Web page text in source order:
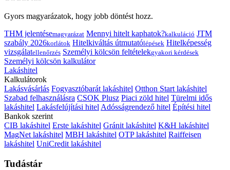
Gyors magyarázatok, hogy jobb döntést hozz.
THM jelentésemagyarázat Mennyi hitelt kaphatok?kalkuláció JTM
szabály 2026korlátok Hitelkiváltás útmutatólépések Hitelképesség
vizsgálatellenőrzés Személyi kölcsön feltételekgyakori kérdések
Személyi kölcsön kalkulátor
Lakáshitel
Kalkulátorok
Lakásvásárlás Fogyasztóbarát lakáshitel Otthon Start lakáshitel
Szabad felhasználásra CSOK Plusz Piaci zöld hitel Türelmi idős
lakáshitel Lakásfelújítási hitelAdósságrendező hitel Építési hitel
Bankok szerint
CIB lakáshitel Erste lakáshitel Gránit lakáshitel K&H lakáshitel
MagNet lakáshitel MBH lakáshitel OTP lakáshitel Raiffeisen
lakáshitel UniCredit lakáshitel
Tudástár